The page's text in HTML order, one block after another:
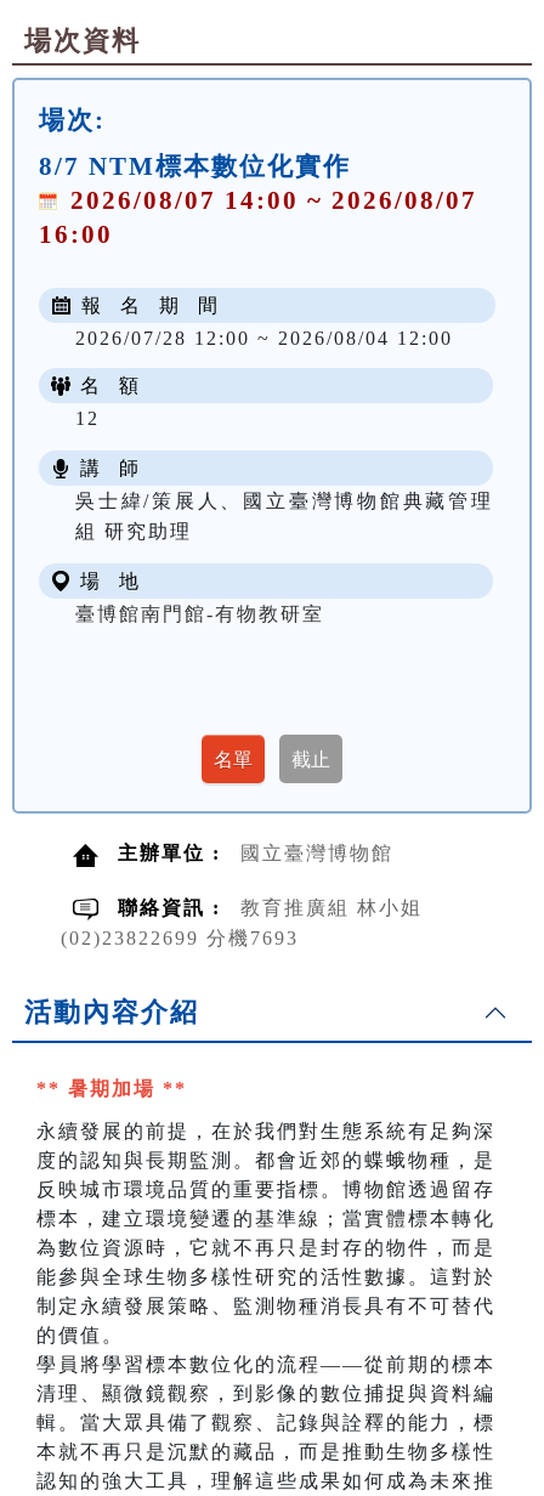
場次資料
場次:
8/7 NTM標本數位化實作
2026/08/07 14:00 ~ 2026/08/07
16:00
報 名 期 間
2026/07/28 12:00 ~ 2026/08/04 12:00
名 額
12
講 師
吳士緯/策展人、國立臺灣博物館典藏管理
組 研究助理
場 地
臺博館南門館-有物教研室
主辦單位 : 國立臺灣博物館
聯絡資訊 :
教育推廣組 林小姐
(02)23822699 分機7693
活動內容介紹
** 暑期加場 **
永續發展的前提，在於我們對生態系統有足夠深
度的認知與長期監測。都會近郊的蝶蛾物種，是
反映城市環境品質的重要指標。博物館透過留存
標本，建立環境變遷的基準線；當實體標本轉化
為數位資源時，它就不再只是封存的物件，而是
能參與全球生物多樣性研究的活性數據。這對於
制定永續發展策略、監測物種消長具有不可替代
的價值。
學員將學習標本數位化的流程——從前期的標本
清理、顯微鏡觀察，到影像的數位捕捉與資料編
輯。當大眾具備了觀察、記錄與詮釋的能力，標
本就不再只是沉默的藏品，而是推動生物多樣性
認知的強大工具，理解這些成果如何成為未來推